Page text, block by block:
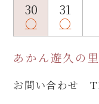
30
○
31
○
あかん遊久の
お問い合わせ